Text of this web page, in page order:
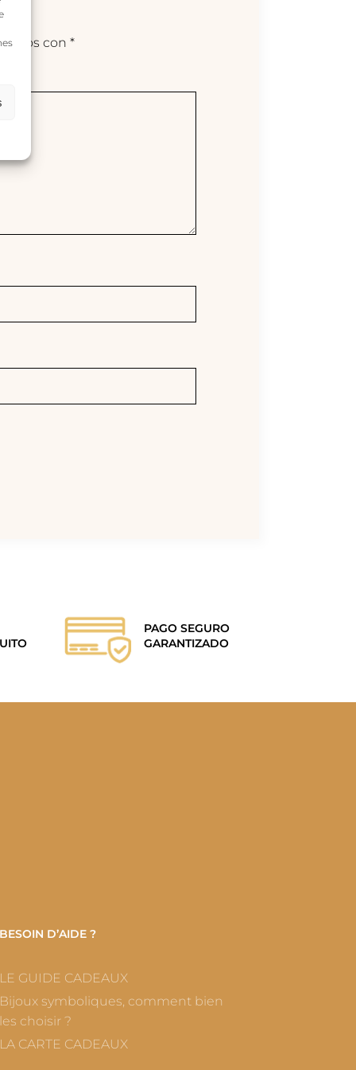
con *
PAGO SEGURO
GARANTIZADO
BESOIN D’AIDE ?
LE GUIDE CADEAUX
Bijoux symboliques, comment bien
les choisir ?
LA CARTE CADEAUX